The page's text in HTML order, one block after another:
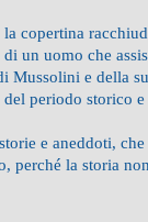
copertina
un uomo che
Mussolini e della
periodo storico
e aneddoti,
perché la storia